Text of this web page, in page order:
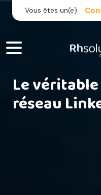
Vous êtes un(e)
Le
réseau